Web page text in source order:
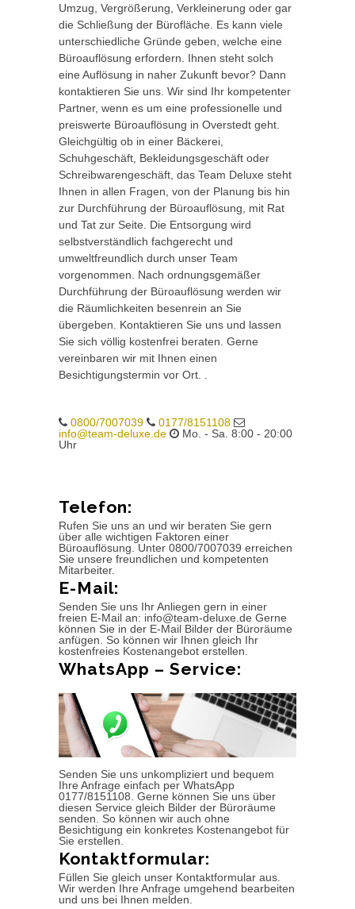
Umzug, Vergrößerung, Verkleinerung oder gar
die Schließung der Bürofläche. Es kann viele
unterschiedliche Gründe geben, welche eine
Büroauflösung erfordern. Ihnen steht solch
eine Auflösung in naher Zukunft bevor? Dann
kontaktieren Sie uns. Wir sind Ihr kompetenter
Partner, wenn es um eine professionelle und
preiswerte Büroauflösung in Overstedt geht.
Gleichgültig ob in einer Bäckerei,
Schuhgeschäft, Bekleidungsgeschäft oder
Schreibwarengeschäft, das Team Deluxe steht
Ihnen in allen Fragen, von der Planung bis hin
zur Durchführung der Büroauflösung, mit Rat
und Tat zur Seite. Die Entsorgung wird
selbstverständlich fachgerecht und
umweltfreundlich durch unser Team
vorgenommen. Nach ordnungsgemäßer
Durchführung der Büroauflösung werden wir
die Räumlichkeiten besenrein an Sie
übergeben. Kontaktieren Sie uns und lassen
Sie sich völlig kostenfrei beraten. Gerne
vereinbaren wir mit Ihnen einen
Besichtigungstermin vor Ort. .
0800/7007039
0177/8151108
info@team-deluxe.de
Mo. - Sa. 8:00 - 20:00
Uhr
Telefon:
Rufen Sie uns an und wir beraten Sie gern
über alle wichtigen Faktoren einer
Büroauflösung. Unter 0800/7007039 erreichen
Sie unsere freundlichen und kompetenten
Mitarbeiter.
E-Mail:
Senden Sie uns Ihr Anliegen gern in einer
freien E-Mail an: info@team-deluxe.de Gerne
können Sie in der E-Mail Bilder der Büroräume
anfügen. So können wir Ihnen gleich Ihr
kostenfreies Kostenangebot erstellen.
WhatsApp – Service:
Senden Sie uns unkompliziert und bequem
Ihre Anfrage einfach per WhatsApp
0177/8151108. Gerne können Sie uns über
diesen Service gleich Bilder der Büroräume
senden. So können wir auch ohne
Besichtigung ein konkretes Kostenangebot für
Sie erstellen.
Kontaktformular:
Füllen Sie gleich unser Kontaktformular aus.
Wir werden Ihre Anfrage umgehend bearbeiten
und uns bei Ihnen melden.